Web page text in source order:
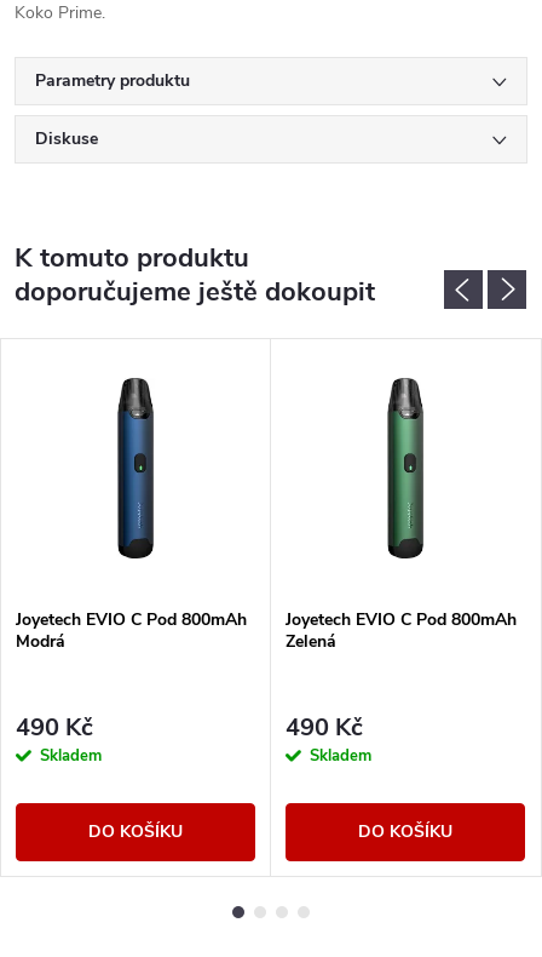
Koko Prime.
Parametry produktu
Diskuse
K tomuto produktu
doporučujeme ještě dokoupit
Joyetech EVIO C Pod 800mAh
Modrá
490 Kč
Skladem
DO KOŠÍKU
Joyetech EVIO C Pod 800mAh
Zelená
490 Kč
Skladem
DO KOŠÍKU